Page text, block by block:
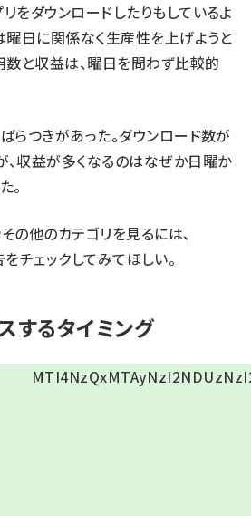
をダウンロードしたりもしているよ
曜日に関係なく生産性を上げようと
数と収益は、曜日を問わず比較的
らつきがあった。ダウンロード数が
収益が多くなるのはなぜか日曜か
。
の他のカテゴリを見るには、
チェックしてみてほしい。
するタイミング